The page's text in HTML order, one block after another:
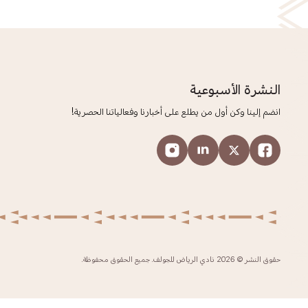
النشرة الأسبوعية
انضم إلينا وكن أول من يطلع على أخبارنا وفعالياتنا الحصرية!
حقوق النشر © 2026 نادي الرياض للجولف. جميع الحقوق محفوظة.